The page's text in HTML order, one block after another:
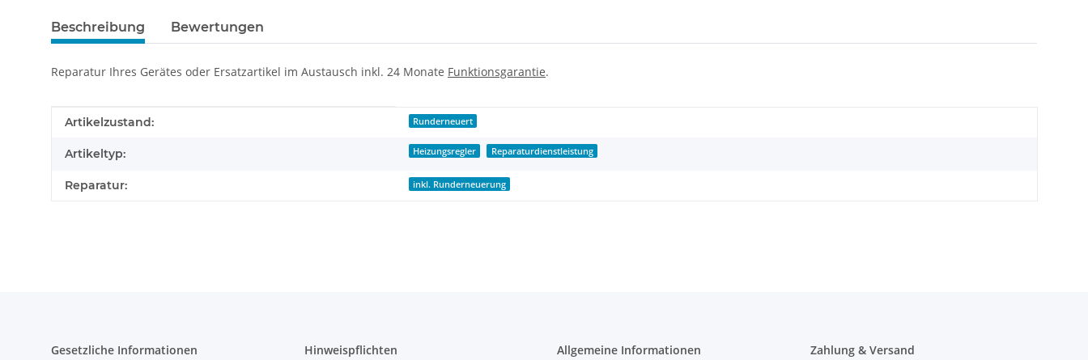
Beschreibung Bewertungen
Reparatur Ihres Gerätes oder Ersatzartikel im Austausch inkl. 24 Monate Funktionsgarantie.
Produkteigenschaft
Wert
Artikelzustand: Runderneuert
Artikeltyp: Heizungsregler Reparaturdienstleistung
Reparatur: inkl. Runderneuerung
Gesetzliche Informationen Hinweispflichten Allgemeine Informationen Zahlung & Versand